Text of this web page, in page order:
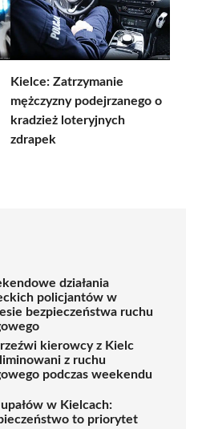
Kielce: Zatrzymanie
mężczyzny podejrzanego o
kradzież loteryjnych
zdrapek
działania
policjantów w
bezpieczeństwa ruchu
kierowcy z Kielc
z ruchu
podczas weekendu
upałów w Kielcach:
to priorytet